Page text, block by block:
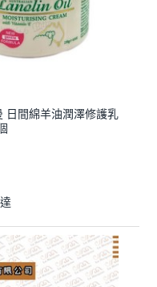
日間綿羊油潤澤修護乳